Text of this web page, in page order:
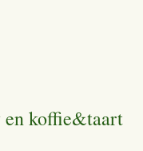
en koffie&taart